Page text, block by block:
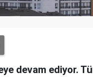
devam ediyor.